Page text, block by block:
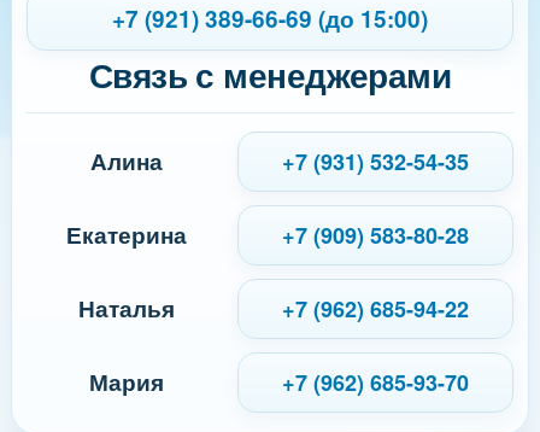
+7 (921) 389-66-69 (до 15:00)
Связь с менеджерами
Алина +7 (931) 532-54-35
Екатерина +7 (909) 583-80-28
Наталья +7 (962) 685-94-22
Мария +7 (962) 685-93-70